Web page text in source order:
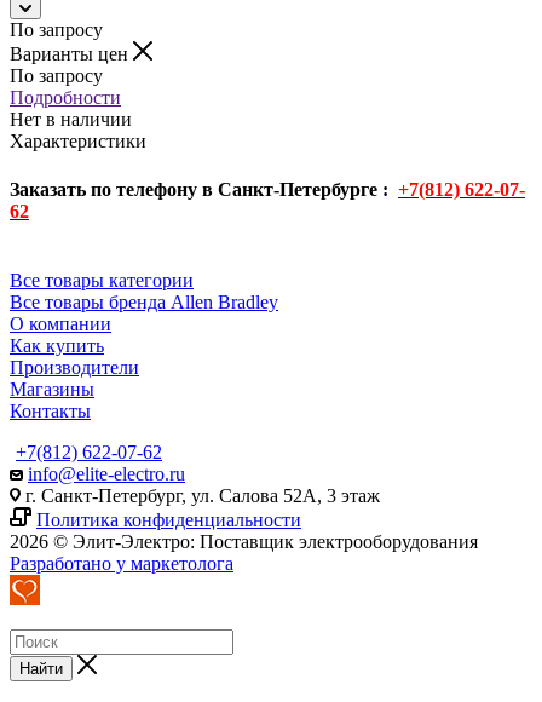
По запросу
Варианты цен
По запросу
Подробности
Нет в наличии
Характеристики
Заказать по телефону в Санкт-Петербурге : +7(812) 622-07-
62
Все товары категории
Все товары бренда Allen Bradley
О компании
Как купить
Производители
Магазины
Контакты
+7(812) 622-07-62
info@elite-electro.ru
г. Санкт-Петербург, ул. Салова 52А, 3 этаж
Политика конфиденциальности
2026 © Элит-Электро: Поставщик электрооборудования
Разработано у маркетолога
Найти